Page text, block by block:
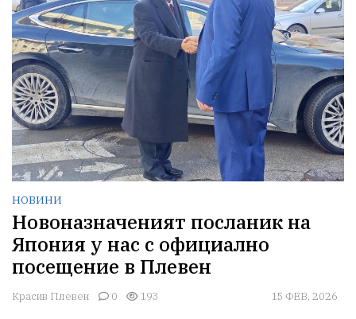
НОВИНИ
Новоназначеният посланик на
Япония у нас с официално
посещение в Плевен
Красив Плевен 0 193 15 ФЕВ, 2026